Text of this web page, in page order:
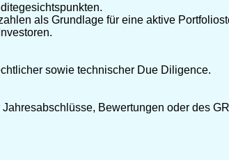
als Grundlage für eine aktive
sowie technischer Due Diligence.
Bewertungen oder des